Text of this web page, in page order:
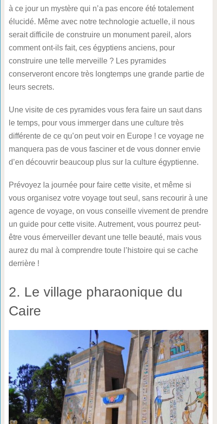
à ce jour un mystère qui n’a pas encore été totalement
élucidé. Même avec notre technologie actuelle, il nous
serait difficile de construire un monument pareil, alors
comment ont-ils fait, ces égyptiens anciens, pour
construire une telle merveille ? Les pyramides
conserveront encore très longtemps une grande partie de
leurs secrets.
Une visite de ces pyramides vous fera faire un saut dans
le temps, pour vous immerger dans une culture très
différente de ce qu’on peut voir en Europe ! ce voyage ne
manquera pas de vous fasciner et de vous donner envie
d’en découvrir beaucoup plus sur la culture égyptienne.
Prévoyez la journée pour faire cette visite, et même si
vous organisez votre voyage tout seul, sans recourir à une
agence de voyage, on vous conseille vivement de prendre
un guide pour cette visite. Autrement, vous pourrez peut-
être vous émerveiller devant une telle beauté, mais vous
aurez du mal à comprendre toute l’histoire qui se cache
derrière !
2. Le village pharaonique du
Caire